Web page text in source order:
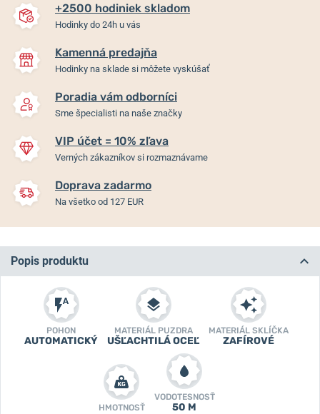
+2500 hodiniek skladom
Hodinky do 24h u vás
Kamenná predajňa
Hodinky na sklade si môžete vyskúšať
Poradia vám odborníci
Sme špecialisti na naše značky
VIP účet = 10% zľava
Verných zákazníkov si rozmaznávame
Doprava zadarmo
Na všetko od 127 EUR
Popis produktu
POHON
AUTOMATICKÝ
MATERIÁL PUZDRA
UŠĽACHTILÁ OCEĽ
MATERIÁL SKLÍČKA
ZAFÍROVÉ
HMOTNOSŤ
VODOTESNOSŤ
50 M